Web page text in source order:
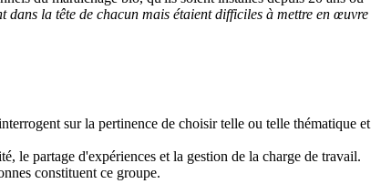
dans la tête de chacun mais étaient difficiles à mettre en œuvre
sur la pertinence de choisir telle ou telle thématique et
le partage d'expériences et la gestion de la charge de travail.
constituent ce groupe.